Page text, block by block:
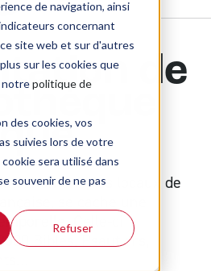
de navigation, ainsi
concernant
site web et sur d'autres
sur les cookies que
notrepolitique de
des cookies, vos
suivies lors de votre
sera utilisé dans
souvenir de ne pas
Refuser
de
6Lhomond, les locaux de
se cache une
Celle-ci
Bibles, Psautiers,